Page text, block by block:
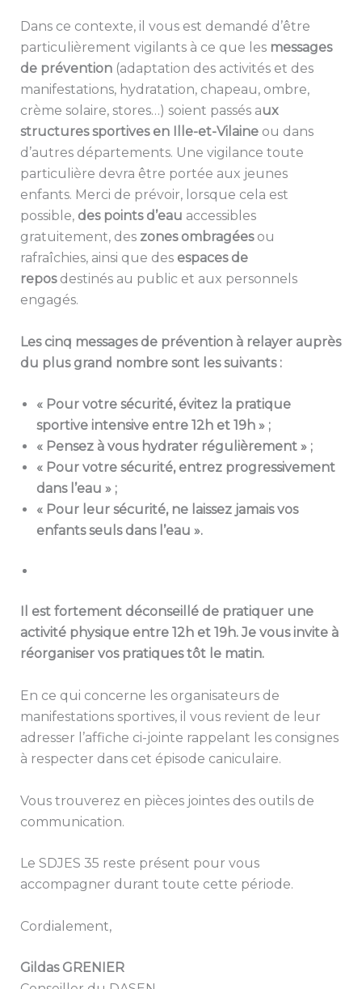
Dans ce contexte, il vous est demandé d’être
particulièrement vigilants à ce que lesmessages
de prévention(adaptation des activités et des
manifestations, hydratation, chapeau, ombre,
crème solaire, stores…) soient passés aux
structures sportives en Ille-et-Vilaineou dans
d’autres départements. Une vigilance toute
particulière devra être portée aux jeunes
enfants. Merci de prévoir, lorsque cela est
possible, des points d’eau accessibles
gratuitement, des zones ombragéesou
rafraîchies, ainsi que des espaces de
reposdestinés au public et aux personnels
engagés.
Les cinq messages de prévention à relayer auprès
du plus grand nombre sont les suivants :
« Pour votre sécurité, évitez la pratique
sportive intensive entre 12h et 19h » ;
« Pensez à vous hydrater régulièrement » ;
« Pour votre sécurité, entrez progressivement
dans l’eau » ;
« Pour leur sécurité, ne laissez jamais vos
enfants seuls dans l’eau ».
Il est fortement déconseillé de pratiquer une
activité physique entre 12h et 19h. Je vous invite à
réorganiser vos pratiques tôt le matin.
En ce qui concerne les organisateurs de
manifestations sportives, il vous revient de leur
adresser l’affiche ci-jointe rappelant les consignes
à respecter dans cet épisode caniculaire.
Vous trouverez en pièces jointes des outils de
communication.
Le SDJES 35 reste présent pour vous
accompagner durant toute cette période.
Cordialement,
Gildas GRENIER